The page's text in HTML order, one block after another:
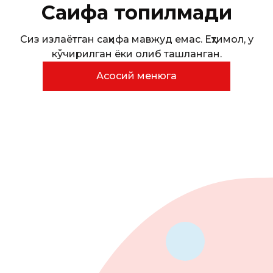
Саҳифа топилмади
Сиз излаётган саҳифа мавжуд емас. Еҳтимол, у
кўчирилган ёки олиб ташланган.
Асосий менюга